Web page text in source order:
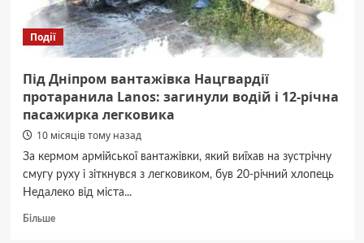
Події
Під Дніпром вантажівка Нацгвардії
протаранила Lanos: загинули водій і 12-річна
пасажирка легковика
10 місяців тому назад
За кермом армійської вантажівки, який виїхав на зустрічну
смугу руху і зіткнувся з легковиком, був 20-річний хлопець
Недалеко від міста...
БільшеДокладніше